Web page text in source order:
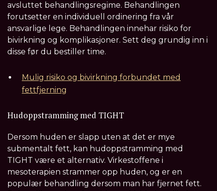
avsluttet behandlingsregime. Behandlingen
forutsetter en individuell ordinering fra vår
ansvarlige lege. Behandlingen innehar risiko for
bivirkning og komplikasjoner. Sett deg grundig inn i
disse før du bestiller time.
Mulig risiko og bivirkning forbundet med
fettfjerning
Hudoppstramming med TIGHT
Dersom huden er slapp uten at det er mye
submentalt fett, kan hudoppstramming med
TIGHT være et alternativ. Virkestoffene i
mesoterapien strammer opp huden, og er en
populær behandling dersom man har fjernet fett.